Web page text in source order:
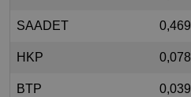
SAADET 0,469
HKP 0,078
BTP 0,039